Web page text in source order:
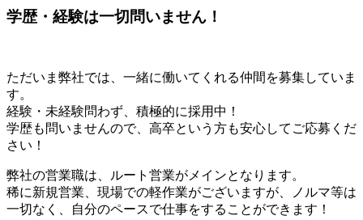
学歴・経験は一切問いません！
ただいま弊社では、一緒に働いてくれる仲間を募集していま
す。
経験・未経験問わず、積極的に採用中！
学歴も問いませんので、高卒という方も安心してご応募くだ
さい！
弊社の営業職は、ルート営業がメインとなります。
稀に新規営業、現場での軽作業がございますが、ノルマ等は
一切なく、自分のペースで仕事をすることができます！